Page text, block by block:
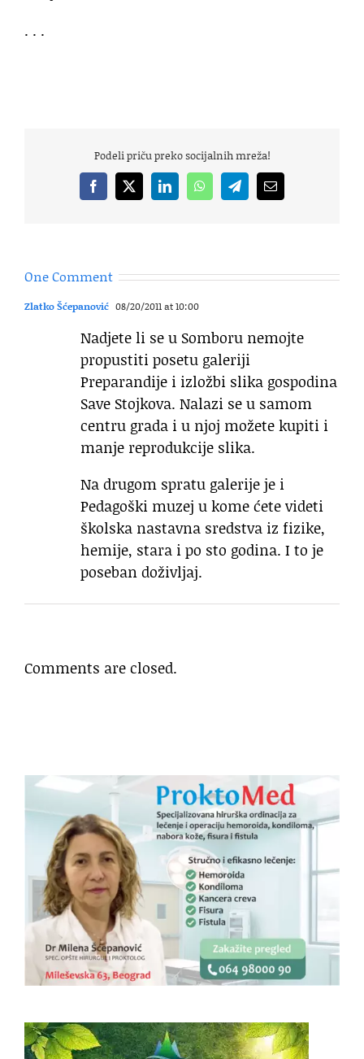
. . .
Podeli priču preko socijalnih mreža!
Facebook
X LinkedInWhatsAppTelegramEmail
One Comment
Zlatko Šćepanović 08/20/2011 at 10:00
Nadjete li se u Somboru nemojte
propustiti posetu galeriji
Preparandije i izložbi slika gospodina
Save Stojkova. Nalazi se u samom
centru grada i u njoj možete kupiti i
manje reprodukcije slika.
Na drugom spratu galerije je i
Pedagoški muzej u kome ćete videti
školska nastavna sredstva iz fizike,
hemije, stara i po sto godina. I to je
poseban doživljaj.
Comments are closed.